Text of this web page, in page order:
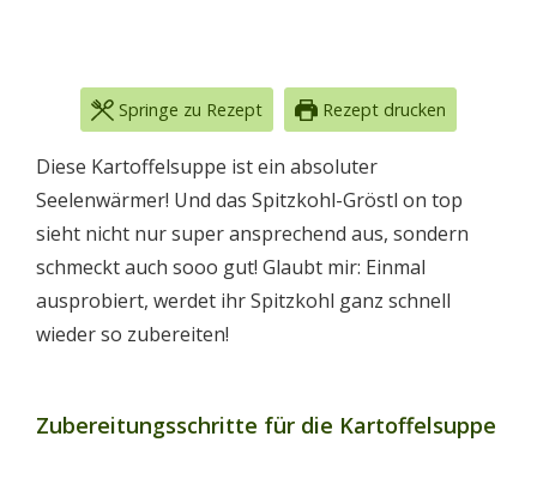
Springe zu Rezept Rezept drucken
Diese Kartoffelsuppe ist ein absoluter
Seelenwärmer! Und das Spitzkohl-Gröstl on top
sieht nicht nur super ansprechend aus, sondern
schmeckt auch sooo gut! Glaubt mir: Einmal
ausprobiert, werdet ihr Spitzkohl ganz schnell
wieder so zubereiten!
Zubereitungsschritte für die Kartoffelsuppe